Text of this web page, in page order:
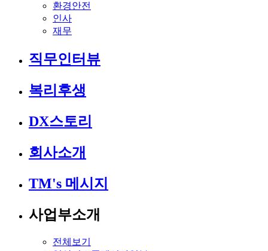
환경안전
인사
재무
직무인터뷰
복리후생
DX스토리
회사소개
TM's 메시지
사업부소개
전체보기